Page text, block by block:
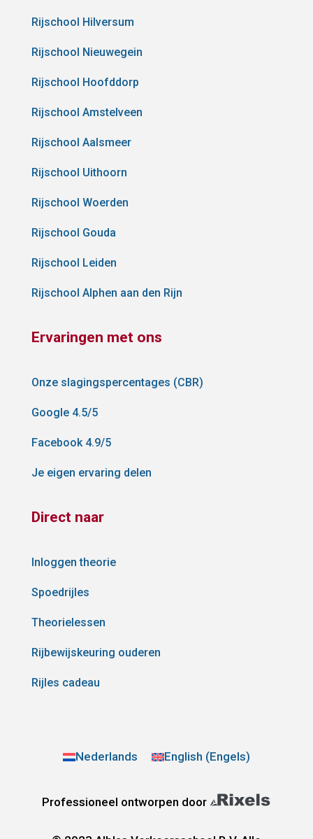
Rijschool Hilversum
Rijschool Nieuwegein
Rijschool Hoofddorp
Rijschool Amstelveen
Rijschool Aalsmeer
Rijschool Uithoorn
Rijschool Woerden
Rijschool Gouda
Rijschool Leiden
Rijschool Alphen aan den Rijn
Ervaringen met ons
Onze slagingspercentages (CBR)
Google 4.5/5
Facebook 4.9/5
Je eigen ervaring delen
Direct naar
Inloggen theorie
Spoedrijles
Theorielessen
Rijbewijskeuring ouderen
Rijles cadeau
Nederlands English (Engels)
Professioneel ontworpen door